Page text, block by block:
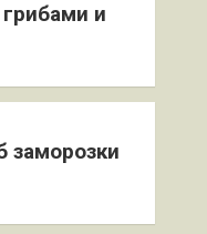
и
заморозки